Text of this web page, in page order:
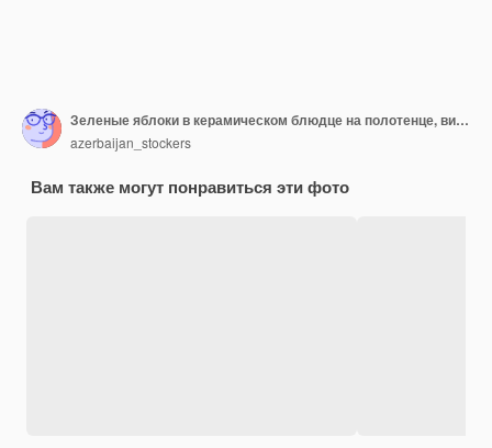
Зеленые яблоки в керамическом блюдце на полотенце, вид сверху
azerbaijan_stockers
Вам также могут понравиться эти фото